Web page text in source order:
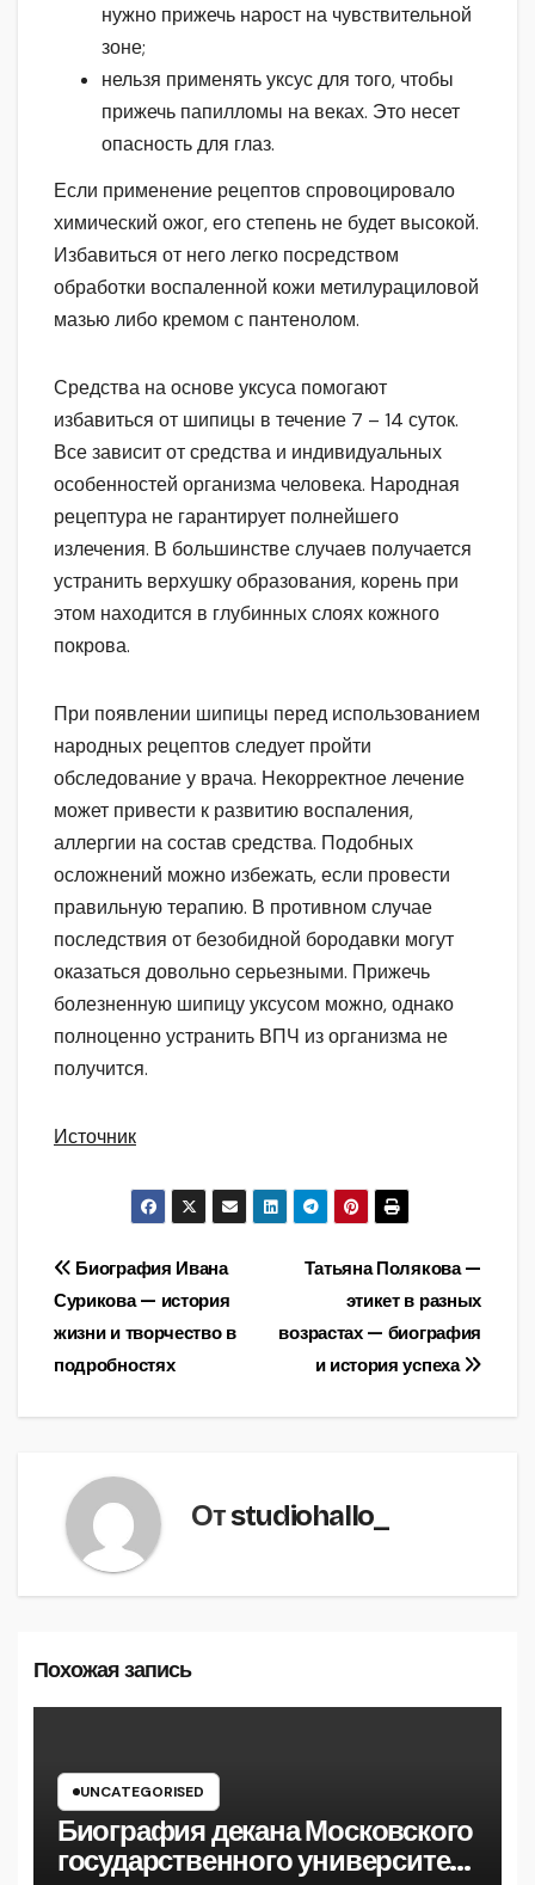
нужно прижечь нарост на чувствительной
зоне;
нельзя применять уксус для того, чтобы
прижечь папилломы на веках. Это несет
опасность для глаз.
Если применение рецептов спровоцировало
химический ожог, его степень не будет высокой.
Избавиться от него легко посредством
обработки воспаленной кожи метилурациловой
мазью либо кремом с пантенолом.
Средства на основе уксуса помогают
избавиться от шипицы в течение 7 – 14 суток.
Все зависит от средства и индивидуальных
особенностей организма человека. Народная
рецептура не гарантирует полнейшего
излечения. В большинстве случаев получается
устранить верхушку образования, корень при
этом находится в глубинных слоях кожного
покрова.
При появлении шипицы перед использованием
народных рецептов следует пройти
обследование у врача. Некорректное лечение
может привести к развитию воспаления,
аллергии на состав средства. Подобных
осложнений можно избежать, если провести
правильную терапию. В противном случае
последствия от безобидной бородавки могут
оказаться довольно серьезными. Прижечь
болезненную шипицу уксусом можно, однако
полноценно устранить ВПЧ из организма не
получится.
Источник
Навигация
по
записям
Татьяна Полякова —
этикет в разных
возрастах — биография
и история успеха
Биография Ивана
Сурикова — история
жизни и творчество в
подробностях
Отstudiohallo_
Похожая запись
UNCATEGORISED
Биография декана Московского
государственного университета